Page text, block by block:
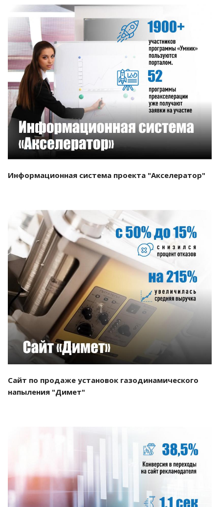
Смотреть проект
Информационная система проекта "Акселератор"
Смотреть проект
Сайт по продаже установок газодинамического
напыления "Димет"